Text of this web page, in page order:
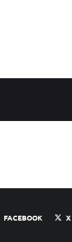
FACEBOOK X